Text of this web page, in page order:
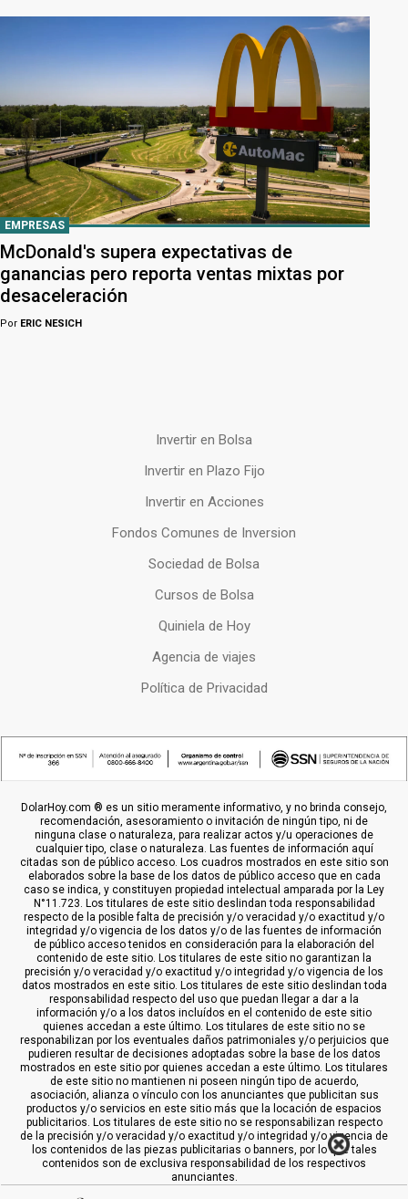
EMPRESAS
McDonald's supera expectativas de
ganancias pero reporta ventas mixtas por
desaceleración
Por ERIC NESICH
Invertir en Bolsa
Invertir en Plazo Fijo
Invertir en Acciones
Fondos Comunes de Inversion
Sociedad de Bolsa
Cursos de Bolsa
Quiniela de Hoy
Agencia de viajes
Política de Privacidad
DolarHoy.com ® es un sitio meramente informativo, y no brinda consejo,
recomendación, asesoramiento o invitación de ningún tipo, ni de
ninguna clase o naturaleza, para realizar actos y/u operaciones de
cualquier tipo, clase o naturaleza. Las fuentes de información aquí
citadas son de público acceso. Los cuadros mostrados en este sitio son
elaborados sobre la base de los datos de público acceso que en cada
caso se indica, y constituyen propiedad intelectual amparada por la Ley
N°11.723. Los titulares de este sitio deslindan toda responsabilidad
respecto de la posible falta de precisión y/o veracidad y/o exactitud y/o
integridad y/o vigencia de los datos y/o de las fuentes de información
de público acceso tenidos en consideración para la elaboración del
contenido de este sitio. Los titulares de este sitio no garantizan la
precisión y/o veracidad y/o exactitud y/o integridad y/o vigencia de los
datos mostrados en este sitio. Los titulares de este sitio deslindan toda
responsabilidad respecto del uso que puedan llegar a dar a la
información y/o a los datos incluídos en el contenido de este sitio
quienes accedan a este último. Los titulares de este sitio no se
responabilizan por los eventuales daños patrimoniales y/o perjuicios que
pudieren resultar de decisiones adoptadas sobre la base de los datos
mostrados en este sitio por quienes accedan a este último. Los titulares
de este sitio no mantienen ni poseen ningún tipo de acuerdo,
asociación, alianza o vínculo con los anunciantes que publicitan sus
productos y/o servicios en este sitio más que la locación de espacios
publicitarios. Los titulares de este sitio no se responsabilizan respecto
de la precisión y/o veracidad y/o exactitud y/o integridad y/o vigencia de
los contenidos de las piezas publicitarias o banners, por lo que tales
contenidos son de exclusiva responsabilidad de los respectivos
anunciantes.